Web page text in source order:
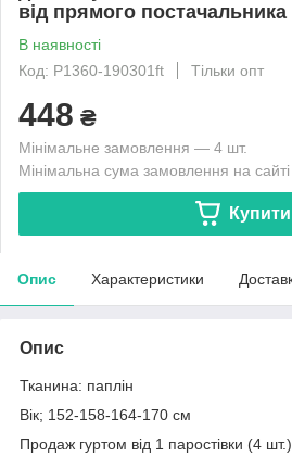
від прямого постачальника
В наявності
Код: P1360-190301ft
Тільки опт
448 ₴
Мінімальне замовлення — 4 шт.
Мінімальна сума замовлення на
Купити
Опис Характеристики
Опис
Тканина: паплін
Вік; 152-158-164-170 см
Продаж гуртом від 1 паростівки (4 шт.)